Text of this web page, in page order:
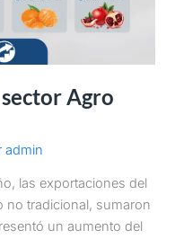
Agro
admin
las exportaciones del
no tradicional, sumaron
un aumento del